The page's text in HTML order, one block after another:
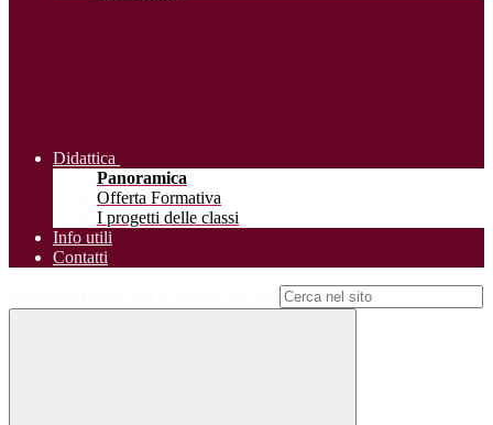
Didattica
Panoramica
Offerta Formativa
I progetti delle classi
Info utili
Contatti